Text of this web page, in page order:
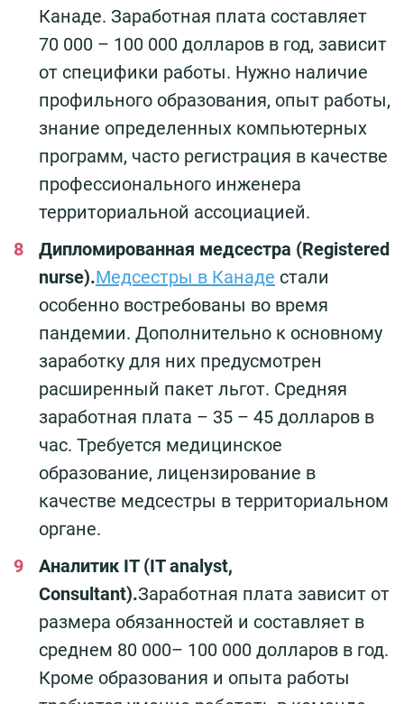
Канаде. Заработная плата составляет
70 000 – 100 000 долларов в год, зависит
от специфики работы. Нужно наличие
профильного образования, опыт работы,
знание определенных компьютерных
программ, часто регистрация в качестве
профессионального инженера
территориальной ассоциацией.
Дипломированная медсестра (Registered
nurse).Медсестры в Канаде стали
особенно востребованы во время
пандемии. Дополнительно к основному
заработку для них предусмотрен
расширенный пакет льгот. Средняя
заработная плата – 35 – 45 долларов в
час. Требуется медицинское
образование, лицензирование в
качестве медсестры в территориальном
органе.
Аналитик IT (IT analyst,
Consultant).Заработная плата зависит от
размера обязанностей и составляет в
среднем 80 000– 100 000 долларов в год.
Кроме образования и опыта работы